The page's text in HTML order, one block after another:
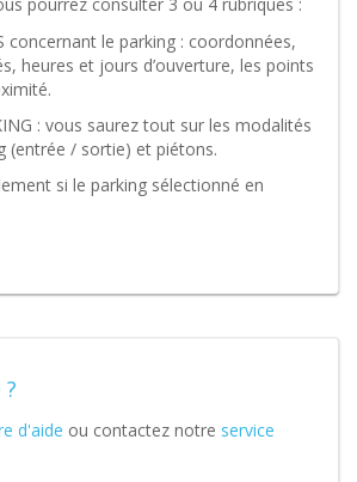
concernant le parking : coordonnées,
heures et jours d’ouverture, les points
: vous saurez tout sur les modalités
(entrée / sortie) et piétons.
si le parking sélectionné en
d'aide ou contactez notre service